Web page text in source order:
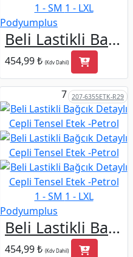
1 - SM 1 - LXL
Podyumplus
Beli Lastikli Bağcık Detaylı Cepli Tensel Etek -Lacivert
454,99 ₺ (Kdv Dahil)
7 207-6355ETK-R29
1 - SM 1 - LXL
Podyumplus
Beli Lastikli Bağcık Detaylı Cepli Tensel Etek -Petrol
454,99 ₺ (Kdv Dahil)